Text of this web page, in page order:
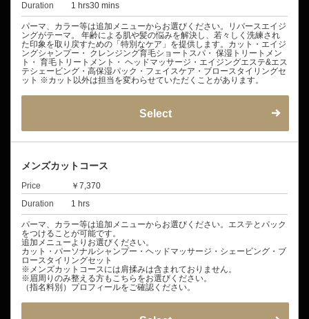
Duration
1 hrs30 mins
パーマ、カラー等は追加メニューからお選びください。リバースエイジ
ングがテーマ。 年齢による肌や髪の悩みを解決し、若々しく洗練され
た印象を取り戻すための「特別なケア」を提供します。カット・エイジ
ングシャンプー・ クレンジング育毛ショートスパ・ 保湿トリートメン
ト・ 育毛トリートメント・ ヘッドマッサージ・エイジングエステ&エス
テシェービング・高保湿パック・フェイスケア・ブロースタイリングセ
ット ※カット以外は担当を変わらせていただくことがあります。
Select
メンズカットコース
Price
￥7,370
Duration
1 hrs
パーマ、カラー等は追加メニューからお選びください。エステとパック
をつけることが可能です。
追加メニューよりお選びください。
カット・パーソナルシャンプー・ヘッドマッサージ・シェービング・ブ
ロースタイリングセット
※メンズカットコースには肩揉みは含まれておりません。
※眉周りのみ整える方もこちらをお選びください。
（指名料別）プロフィールをご確認ください。